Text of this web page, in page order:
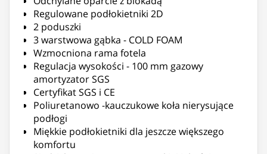
Regulowane podłokietniki 2D
2 poduszki
3 warstwowa gąbka - COLD FOAM
Wzmocniona rama fotela
Regulacja wysokości - 100 mm gazowy
amortyzator SGS
Certyfikat SGS i CE
Poliuretanowo -kauczukowe koła nierysujące
podłogi
Miękkie podłokietniki dla jeszcze większego
komfortu